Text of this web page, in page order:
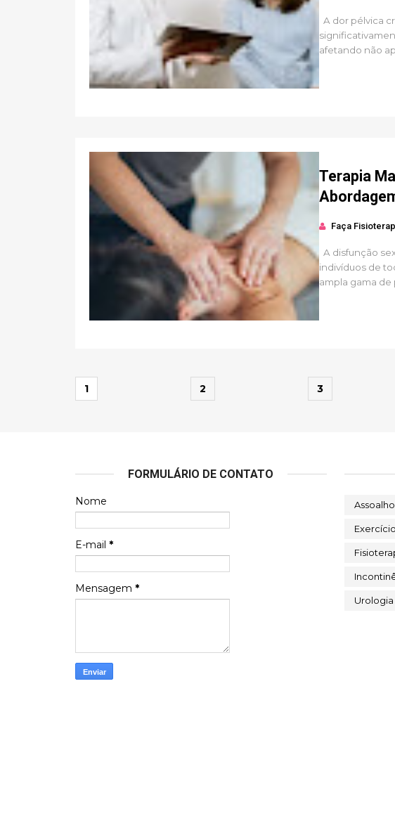
A dor pélvica
afetando não
Terapia
Faça
A disfunção
indivíduos de
ampla gama de
1 2 3
FORMULÁRIO DE CONTATO
Nome
E-mail *
Mensagem *
Urologia